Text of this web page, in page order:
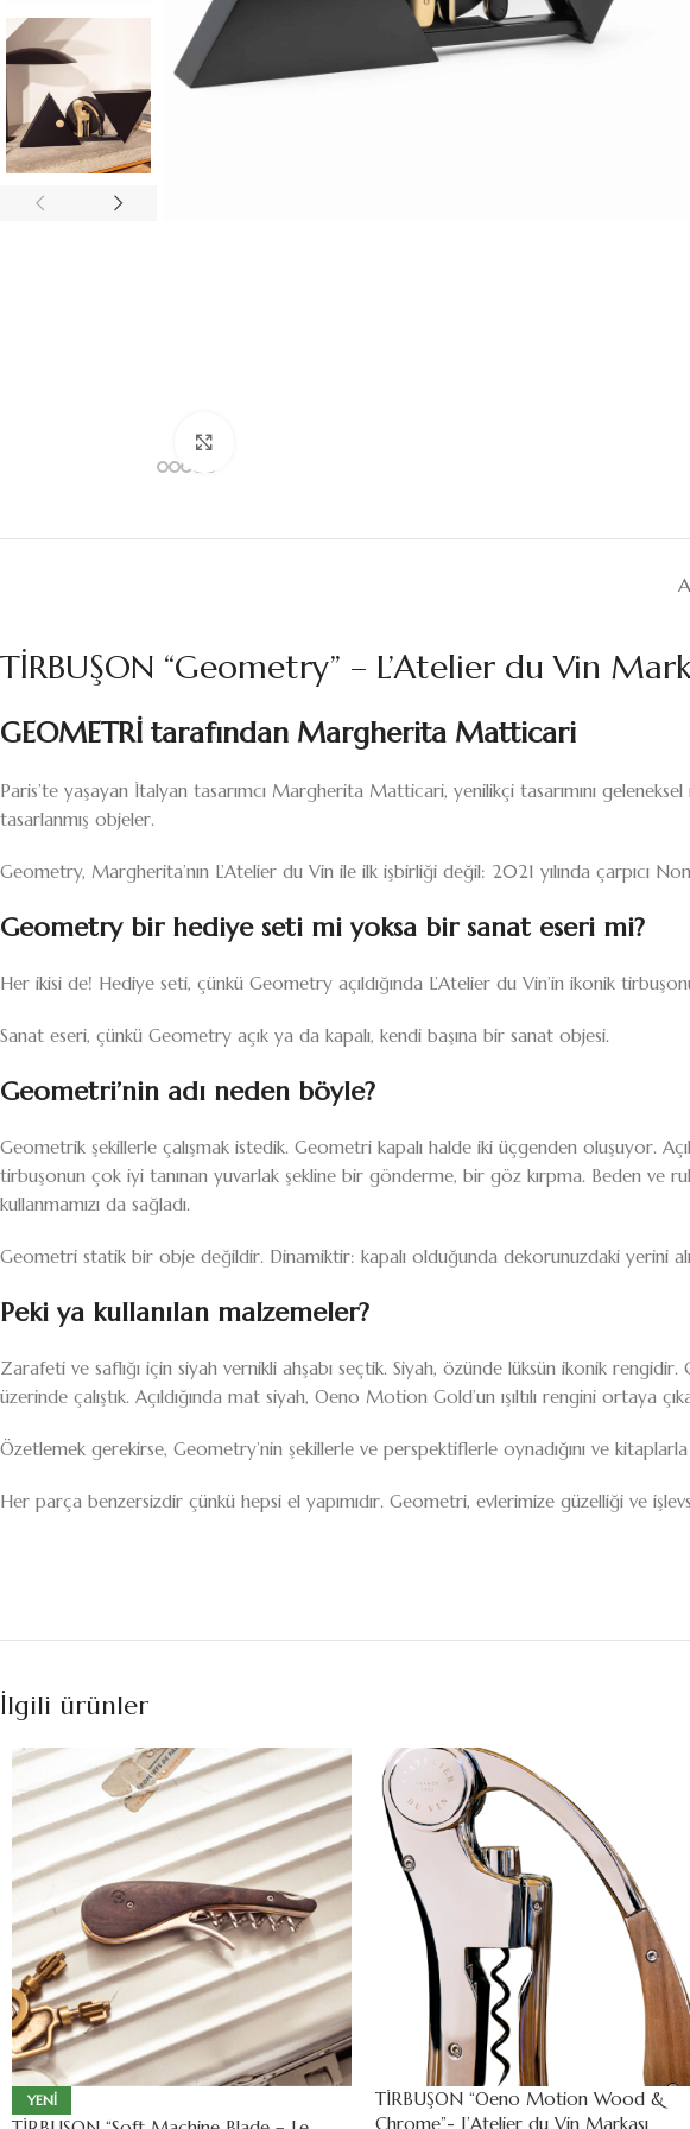
TİRBUŞON “Geometry” – L’Atelier du Vin
GEOMETRİ tarafından Margherita Matticari
Paris’te yaşayan İtalyan tasarımcı Margherita Matticari, yenilikçi tasarımını
tasarlanmış objeler.
Geometry, Margherita’nın L’Atelier du Vin ile ilk işbirliği değil: 2021 yılında çarpıcı
Geometry bir hediye seti mi yoksa bir sanat eseri mi?
Her ikisi de! Hediye seti, çünkü Geometry açıldığında L’Atelier du Vin’in ikonik
Sanat eseri, çünkü Geometry açık ya da kapalı, kendi başına bir sanat objesi.
Geometri’nin adı neden böyle?
Geometrik şekillerle çalışmak istedik. Geometri kapalı halde iki üçgenden oluşuyor.
tirbuşonun çok iyi tanınan yuvarlak şekline bir gönderme, bir göz kırpma. Beden ve
kullanmamızı da sağladı.
Geometri statik bir obje değildir. Dinamiktir: kapalı olduğunda dekorunuzdaki yerini
Peki ya kullanılan malzemeler?
Zarafeti ve saflığı için siyah vernikli ahşabı seçtik. Siyah, özünde lüksün ikonik
üzerinde çalıştık. Açıldığında mat siyah, Oeno Motion Gold’un ışıltılı rengini ortaya
Özetlemek gerekirse, Geometry’nin şekillerle ve perspektiflerle oynadığını ve
Her parça benzersizdir çünkü hepsi el yapımıdır. Geometri, evlerimize güzelliği ve
İlgili ürünler
YENI
TİRBUŞON “Oeno Motion Wood &
Chrome”- L’Atelier du Vin Markası